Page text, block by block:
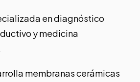
en diagnóstico
y medicina
membranas cerámicas